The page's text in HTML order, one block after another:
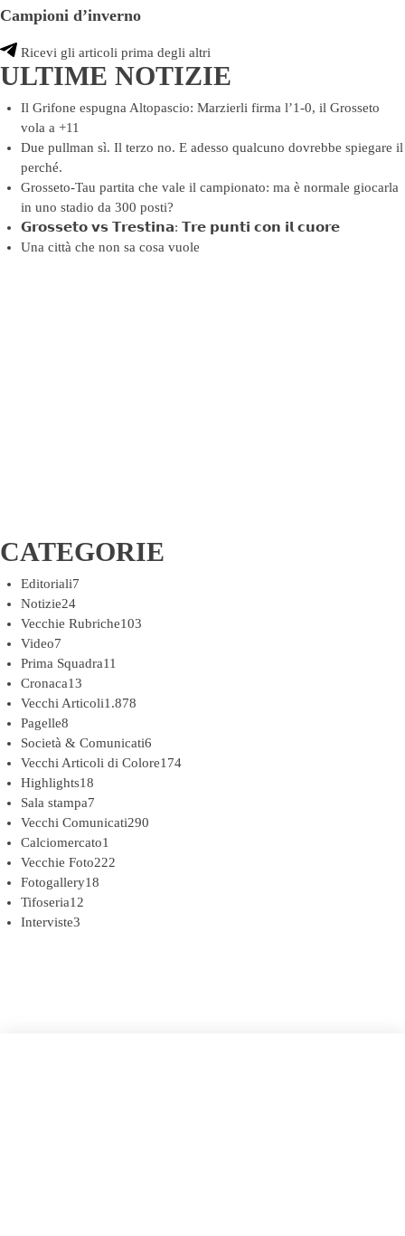
Campioni d’inverno
Ricevi gli articoli prima degli altri
ULTIME NOTIZIE
Il Grifone espugna Altopascio: Marzierli firma l’1-0, il Grosseto
vola a +11
Due pullman sì. Il terzo no. E adesso qualcuno dovrebbe spiegare il
perché.
Grosseto-Tau partita che vale il campionato: ma è normale giocarla
in uno stadio da 300 posti?
𝗚𝗿𝗼𝘀𝘀𝗲𝘁𝗼 𝘃𝘀 𝗧𝗿𝗲𝘀𝘁𝗶𝗻𝗮: 𝗧𝗿𝗲 𝗽𝘂𝗻𝘁𝗶 𝗰𝗼𝗻 𝗶𝗹 𝗰𝘂𝗼𝗿𝗲
Una città che non sa cosa vuole
CATEGORIE
Editoriali7
Notizie24
Vecchie Rubriche103
Video7
Prima Squadra11
Cronaca13
Vecchi Articoli1.878
Pagelle8
Società & Comunicati6
Vecchi Articoli di Colore174
Highlights18
Sala stampa7
Vecchi Comunicati290
Calciomercato1
Vecchie Foto222
Fotogallery18
Tifoseria12
Interviste3